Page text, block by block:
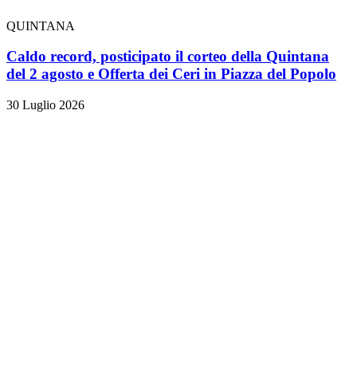
QUINTANA
Caldo record, posticipato il corteo della Quintana
del 2 agosto e Offerta dei Ceri in Piazza del Popolo
30 Luglio 2026